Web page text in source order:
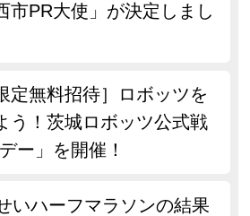
市PR大使」が決定しまし
定無料招待］ロボッツを
う！茨城ロボッツ公式戦
ー」を開催！
いハーフマラソンの結果